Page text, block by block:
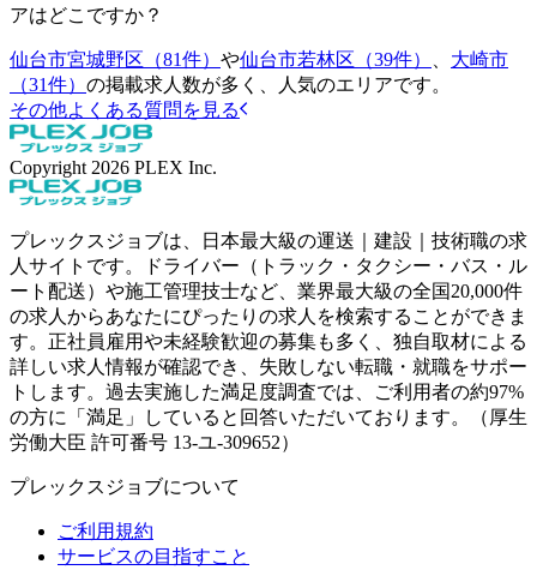
アはどこですか？
仙台市宮城野区（81件） や仙台市若林区（39件）
大崎市
（31件） の掲載求人数が多く、人気のエリアです。
その他よくある質問を見る
Copyright 2026 PLEX Inc.
プレックスジョブは、日本最大級の運送｜建設｜技術職の求
人サイトです。ドライバー（トラック・タクシー・バス・ル
ート配送）や施工管理技士など、業界最大級の全国20,000件
の求人からあなたにぴったりの求人を検索することができま
す。正社員雇用や未経験歓迎の募集も多く、独自取材による
詳しい求人情報が確認でき、失敗しない転職・就職をサポー
トします。過去実施した満足度調査では、ご利用者の約97%
の方に「満足」していると回答いただいております。（厚生
労働大臣 許可番号 13-ユ-309652）
プレックスジョブについて
ご利用規約
サービスの目指すこと